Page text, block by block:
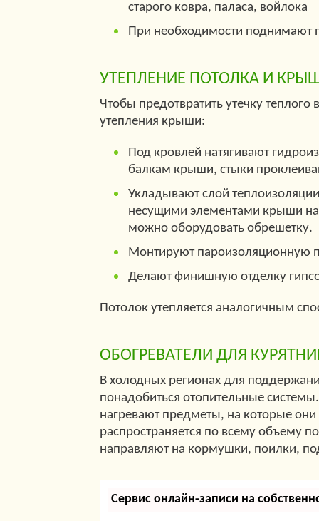
старого ковра, паласа, войлока
При необходимости поднимают
УТЕПЛЕНИЕ ПОТОЛКА И
Чтобы предотвратить утечку
утепления крыши:
Под кровлей натягивают
балкам крыши, стыки
Укладывают слой
несущими элементами крыши
можно оборудовать обрешетку.
Монтируют пароизоляционную
Делают финишную отделку
Потолок утепляется аналогичным
ОБОГРЕВАТЕЛИ ДЛЯ
В холодных регионах для
понадобиться отопительные
нагревают предметы, на которые
распространяется по всему объему
направляют на кормушки, поилки,
Сервис онлайн-записи на